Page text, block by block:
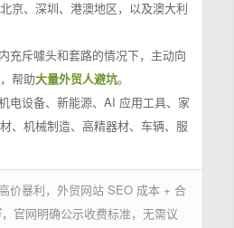
京、深圳、港澳地区，以及澳大利
充斥噱头和套路的情况下，主动向
帮助大量外贸人避坑。
电设备、新能源、AI 应用工具、家
、机械制造、高精器材、车辆、服
价暴利，外贸网站 SEO 成本 + 合
，官网明确公示收费标准，无需议